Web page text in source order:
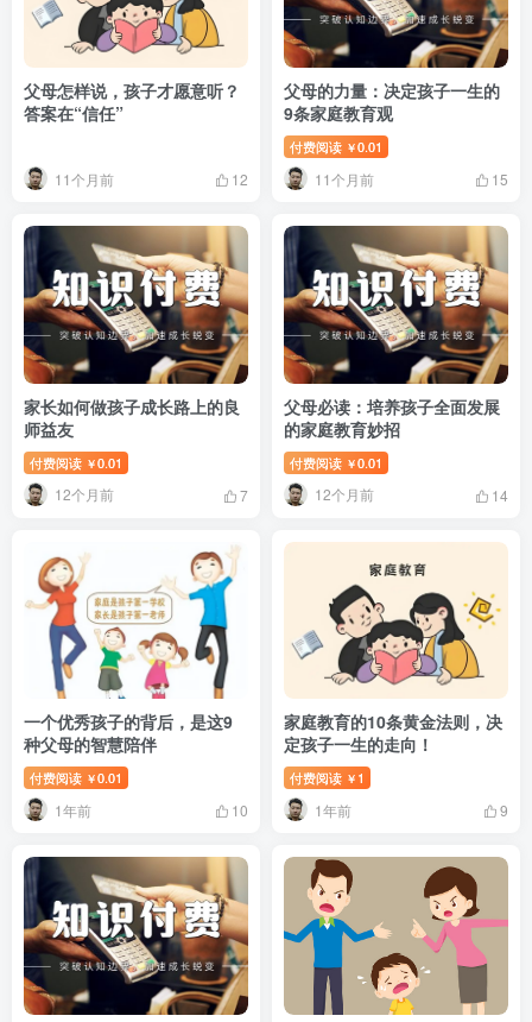
父母怎样说，孩子才愿意听？
答案在“信任”
11个月前 12
父母的力量：决定孩子一生的
9条家庭教育观
付费阅读 ￥0.01
11个月前 15
家长如何做孩子成长路上的良
师益友
付费阅读 ￥0.01
12个月前 7
父母必读：培养孩子全面发展
的家庭教育妙招
付费阅读 ￥0.01
12个月前 14
一个优秀孩子的背后，是这9
种父母的智慧陪伴
付费阅读 ￥0.01
1年前 10
家庭教育的10条黄金法则，决
定孩子一生的走向！
付费阅读 ￥ 1
1年前 9